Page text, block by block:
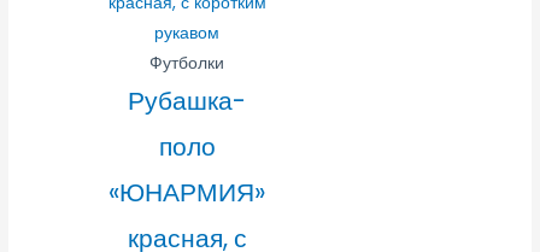
Футболки
Рубашка-
поло
«ЮНАРМИЯ»
красная, с